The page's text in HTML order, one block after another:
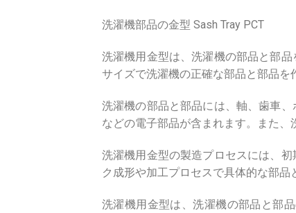
洗濯機部品の金型 Sash Tray PCT
洗濯機用金型は、洗濯機の部品と部
サイズで洗濯機の正確な部品と部品を
洗濯機の部品と部品には、軸、歯車
などの電子部品が含まれます。また、
洗濯機用金型の製造プロセスには、
ク成形や加工プロセスで具体的な部品
洗濯機用金型は、洗濯機の部品と部